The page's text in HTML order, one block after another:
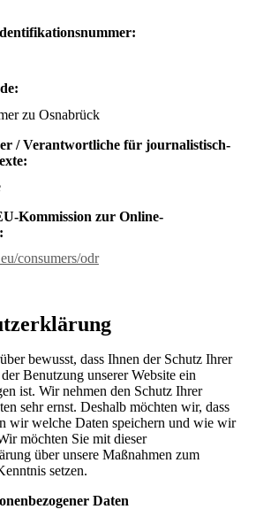
zu Osnabrück
/ Verantwortliche für journalistisch-
Kommission zur Online-
consumers/odr
bewusst, dass Ihnen der Schutz Ihrer
Benutzung unserer Website ein
ist. Wir nehmen den Schutz Ihrer
sehr ernst. Deshalb möchten wir, dass
wir welche Daten speichern und wie wir
möchten Sie mit dieser
über unsere Maßnahmen zum
setzen.
Daten